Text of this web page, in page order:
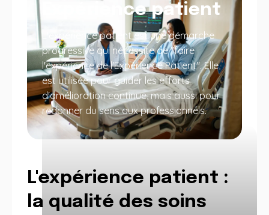
Expérience patient
L'expérience patient est une démarche
progressive qui nécessite de "faire
l'expérience de l'Expérience Patient". Elle
est utilisée pour guider les efforts
d'amélioration continue, mais aussi pour
redonner du sens aux professionnels.
L'expérience patient :
la qualité des soins